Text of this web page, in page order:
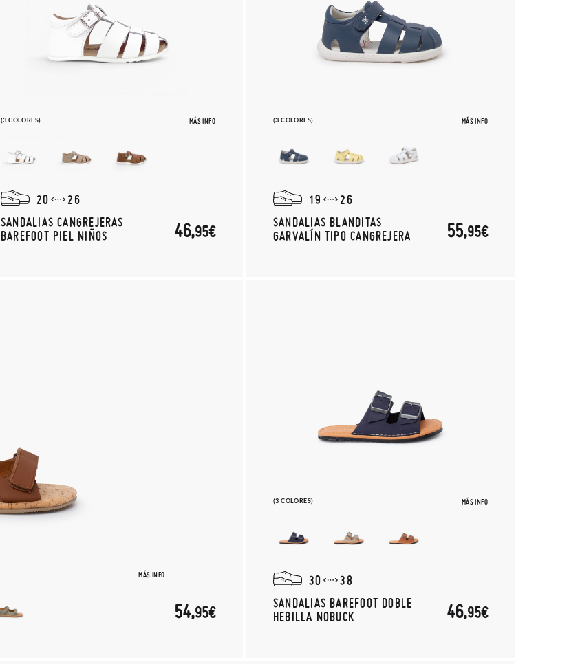
(3 COLORES) MÁS INFO
20
26
SANDALIAS CANGREJERAS
BAREFOOT PIEL NIÑOS
46,95€
(3 COLORES) MÁS INFO
19
26
SANDALIAS BLANDITAS
GARVALÍN TIPO CANGREJERA
55,95€
MÁS INFO
54,95€
(3 COLORES) MÁS INFO
30
38
SANDALIAS BAREFOOT DOBLE
HEBILLA NOBUCK
46,95€